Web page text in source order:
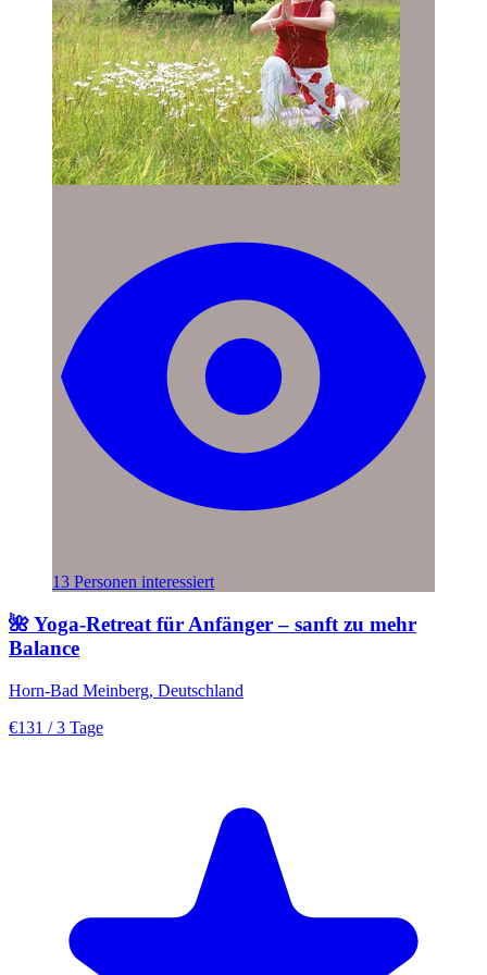
13 Personen interessiert
🌺 Yoga-Retreat für Anfänger – sanft zu mehr
Balance
Horn-Bad Meinberg, Deutschland
€131 / 3 Tage